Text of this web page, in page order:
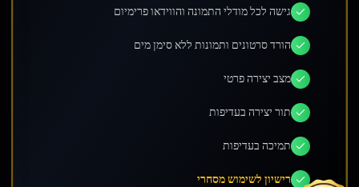
גישה לכל מודלי התמונה והווידאו פרימיום
הורד סרטונים ותמונות ללא סימן מים
מצב יצירה פרטי
תור יצירה בעדיפות
תמיכה בעדיפות
רישיון לשימוש מסחרי